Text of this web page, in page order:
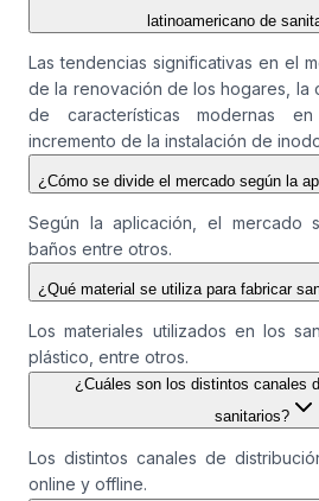
latinoamericano de
Las tendencias significativas en el
de la renovación de los hogares, la
de características modernas
incremento de la instalación de
¿Cómo se divide el mercado según la
Según la aplicación, el
baños entre otros.
¿Qué material se utiliza para fabricar
Los materiales utilizados en los
plástico, entre otros.
¿Cuáles son los distintos canales
sanitarios?
Los distintos canales de
online y offline.